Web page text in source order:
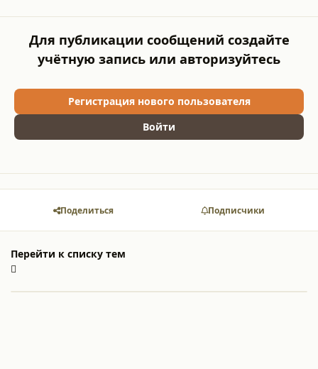
Для публикации сообщений создайте
учётную запись или авторизуйтесь
Регистрация нового пользователя
Войти
Поделиться Подписчики
Перейти к списку тем